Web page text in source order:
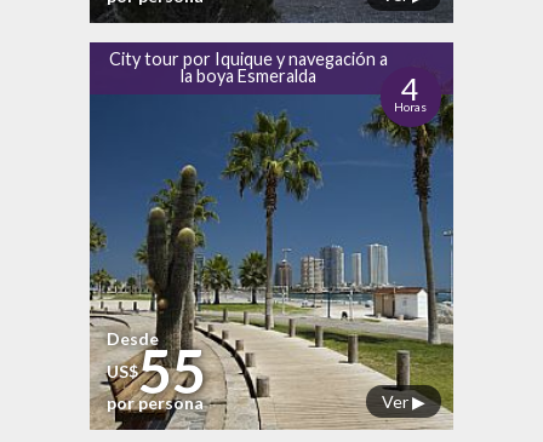
City tour por Iquique y navegación a
la boya Esmeralda
4
Horas
Ver ▶
Desde
US$55
por persona